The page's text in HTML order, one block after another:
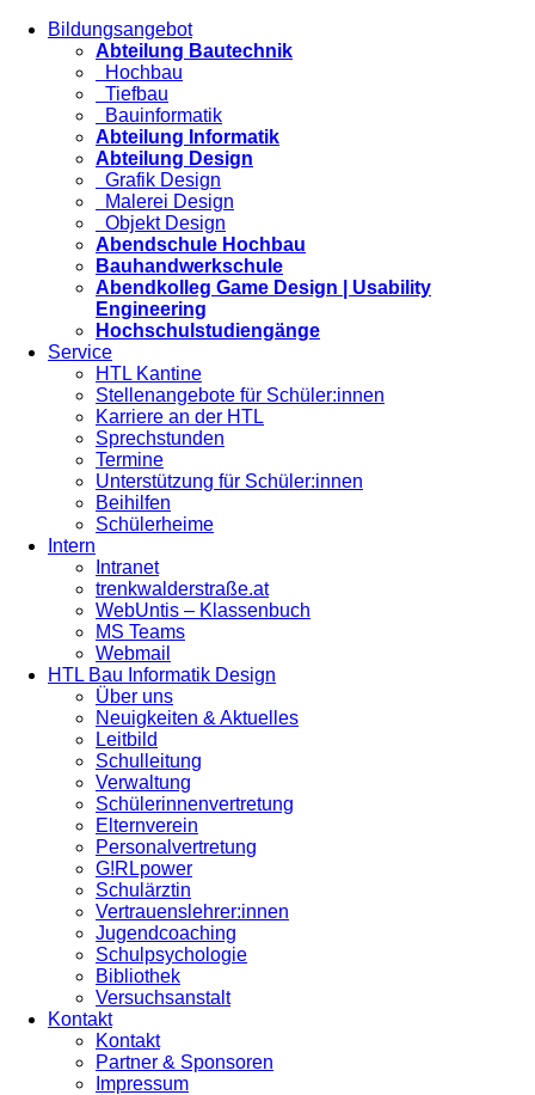
Bildungsangebot
Abteilung Bautechnik
Hochbau
Tiefbau
Bauinformatik
Abteilung Informatik
Abteilung Design
Grafik Design
Malerei Design
Objekt Design
Abendschule Hochbau
Bauhandwerkschule
Abendkolleg Game Design | Usability
Engineering
Hochschulstudiengänge
Service
HTL Kantine
Stellenangebote für Schüler:innen
Karriere an der HTL
Sprechstunden
Termine
Unterstützung für Schüler:innen
Beihilfen
Schülerheime
Intern
Intranet
trenkwalderstraße.at
WebUntis – Klassenbuch
MS Teams
Webmail
HTL Bau Informatik Design
Über uns
Neuigkeiten & Aktuelles
Leitbild
Schulleitung
Verwaltung
Schülerinnenvertretung
Elternverein
Personalvertretung
G!RLpower
Schulärztin
Vertrauenslehrer:innen
Jugendcoaching
Schulpsychologie
Bibliothek
Versuchsanstalt
Kontakt
Kontakt
Partner & Sponsoren
Impressum